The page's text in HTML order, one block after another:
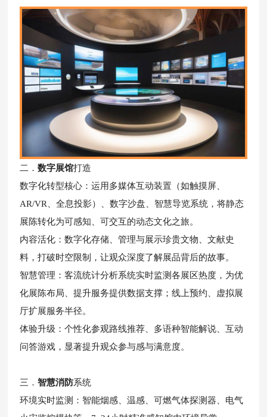
二．数字展馆打造
数字化转型核心：运用多媒体互动装置（如触摸屏、
AR/VR、全息投影）、数字沙盘、智慧导览系统，将静态
展陈转化为可感知、可交互的动态文化之旅。
内容活化：数字化存储、管理与展示珍贵文物、文献史
料，打破时空限制，让观众深度了解展品背后的故事。
智慧管理：客流统计分析系统实时监测各展区热度，为优
化展陈布局、提升服务提供数据支撑；线上预约、虚拟展
厅扩展服务半径。
体验升级：个性化参观路线推荐、多语种智能解说、互动
问答游戏，显著提升观众参与感与满意度。
三．智慧消防系统
环境实时监测：智能烟感、温感、可燃气体探测器、电气